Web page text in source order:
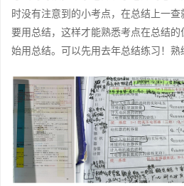
时没有注意到的小考点，在总结上一
要用总结，这样才能熟悉考点在总结
始用总结。可以先用去年总结练习！熟